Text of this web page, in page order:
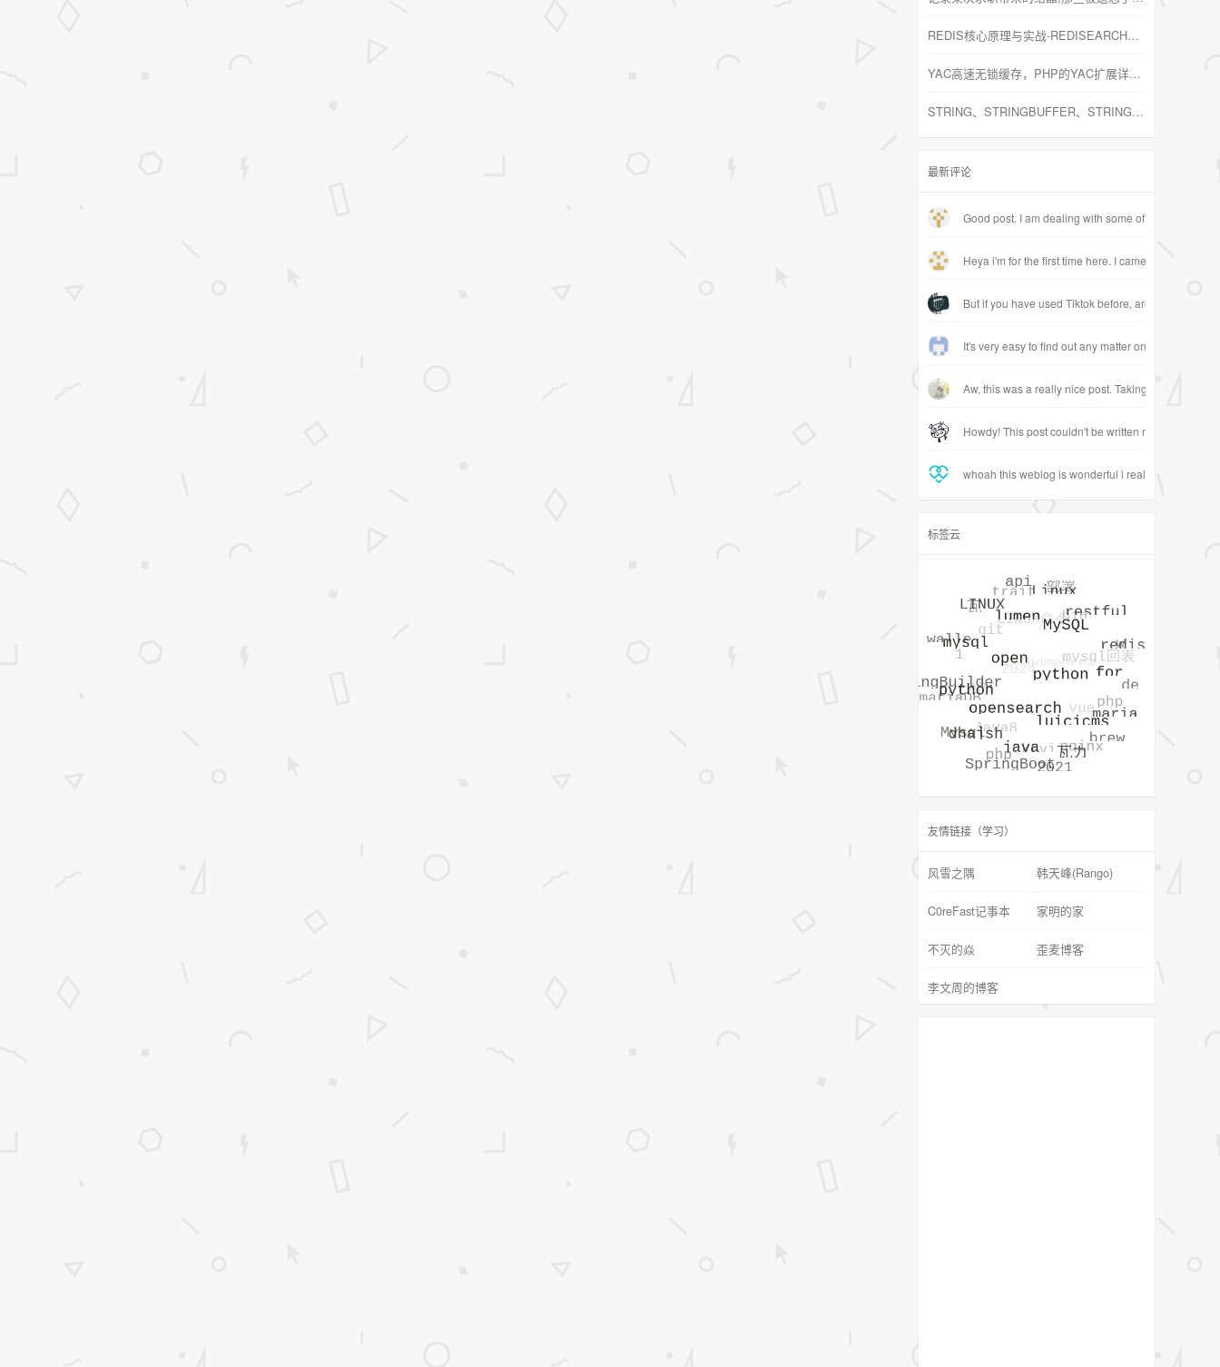
REDIS核心原理与实战-REDISEARCH高性能的全文搜索引擎
YAC高速无锁缓存，PHP的YAC扩展详解及安装
STRING、STRINGBUFFER、STRINGBUILDER的区别
最新评论
Good post. I am dealing with some of these issues
Heya i'm for the first time here. I came across this
But if you have used Tiktok before, are you willing
It's very easy to find out any matter on net as
Aw, this was a really nice post. Taking a few
Howdy! This post couldn't be written much better!
whoah this weblog is wonderful i really like reading
标签云
友情链接（学习）
风雪之隅 韩天峰(Rango)
C0reFast记事本 家明的家
不灭的焱 歪麦博客
李文周的博客